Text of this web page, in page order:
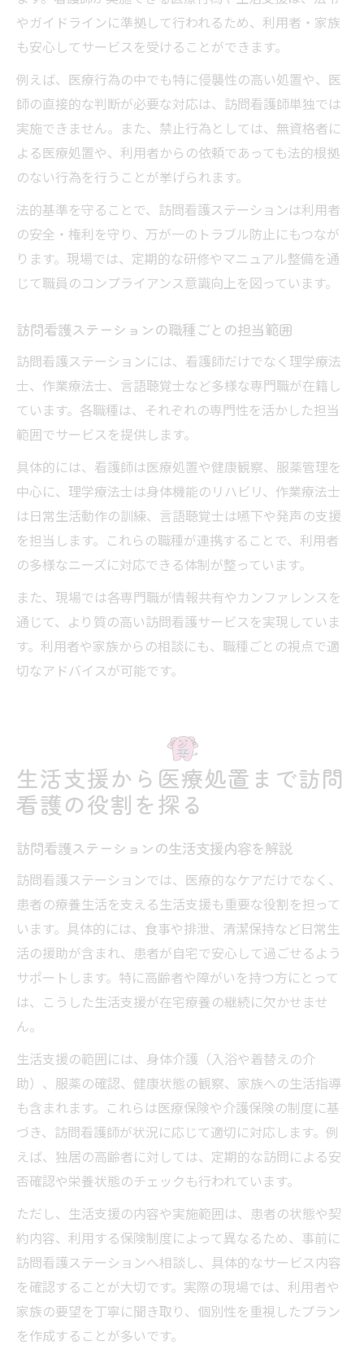
やガイドラインに準拠して行われるため、利用者・家族
も安心してサービスを受けることができます。
例えば、医療行為の中でも特に侵襲性の高い処置や、医
師の直接的な判断が必要な対応は、訪問看護師単独では
実施できません。また、禁止行為としては、無資格者に
よる医療処置や、利用者からの依頼であっても法的根拠
のない行為を行うことが挙げられます。
法的基準を守ることで、訪問看護ステーションは利用者
の安全・権利を守り、万が一のトラブル防止にもつなが
ります。現場では、定期的な研修やマニュアル整備を通
じて職員のコンプライアンス意識向上を図っています。
訪問看護ステーションの職種ごとの担当範囲
訪問看護ステーションには、看護師だけでなく理学療法
士、作業療法士、言語聴覚士など多様な専門職が在籍し
ています。各職種は、それぞれの専門性を活かした担当
範囲でサービスを提供します。
具体的には、看護師は医療処置や健康観察、服薬管理を
中心に、理学療法士は身体機能のリハビリ、作業療法士
は日常生活動作の訓練、言語聴覚士は嚥下や発声の支援
を担当します。これらの職種が連携することで、利用者
の多様なニーズに対応できる体制が整っています。
また、現場では各専門職が情報共有やカンファレンスを
通じて、より質の高い訪問看護サービスを実現していま
す。利用者や家族からの相談にも、職種ごとの視点で適
切なアドバイスが可能です。
生活支援から医療処置まで訪問
看護の役割を探る
訪問看護ステーションの生活支援内容を解説
訪問看護ステーションでは、医療的なケアだけでなく、
患者の療養生活を支える生活支援も重要な役割を担って
います。具体的には、食事や排泄、清潔保持など日常生
活の援助が含まれ、患者が自宅で安心して過ごせるよう
サポートします。特に高齢者や障がいを持つ方にとって
は、こうした生活支援が在宅療養の継続に欠かせませ
ん。
生活支援の範囲には、身体介護（入浴や着替えの介
助）、服薬の確認、健康状態の観察、家族への生活指導
も含まれます。これらは医療保険や介護保険の制度に基
づき、訪問看護師が状況に応じて適切に対応します。例
えば、独居の高齢者に対しては、定期的な訪問による安
否確認や栄養状態のチェックも行われています。
ただし、生活支援の内容や実施範囲は、患者の状態や契
約内容、利用する保険制度によって異なるため、事前に
訪問看護ステーションへ相談し、具体的なサービス内容
を確認することが大切です。実際の現場では、利用者や
家族の要望を丁寧に聞き取り、個別性を重視したプラン
を作成することが多いです。